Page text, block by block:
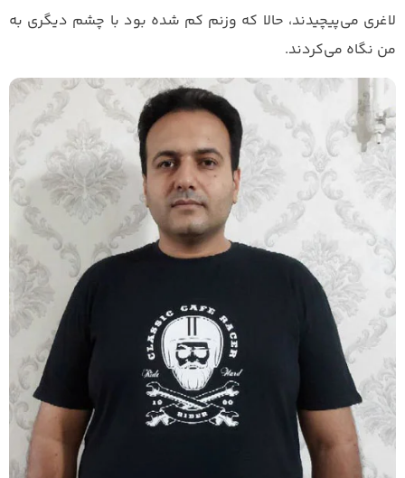
لاغری می‌پیچیدند، حالا که وزنم کم شده بود با چشم دیگری به
من نگاه می‌کردند.